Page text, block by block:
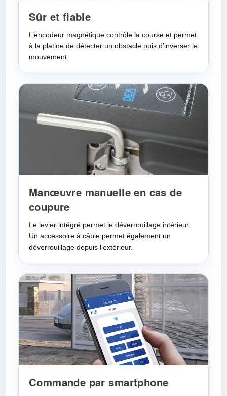
Sûr et fiable
L’encodeur magnétique contrôle la course et permet
à la platine de détecter un obstacle puis d’inverser le
mouvement.
Manœuvre manuelle en cas de
coupure
Le levier intégré permet le déverrouillage intérieur.
Un accessoire à câble permet également un
déverrouillage depuis l’extérieur.
Commande par smartphone